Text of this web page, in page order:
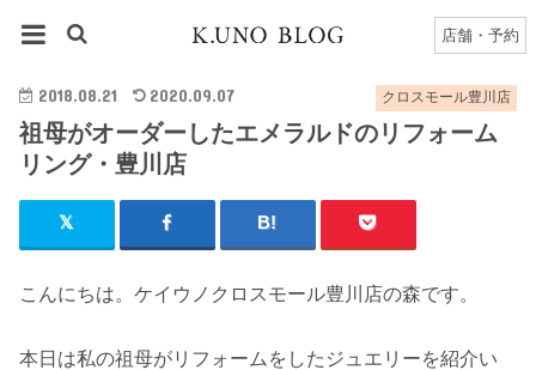
店舗・予約
祖母がオーダーしたエメラルドのリフォームリング・豊川店
クロスモール豊川店
2018.08.21 2020.09.07
祖母がオーダーしたエメラルドのリフォーム
リング・豊川店
こんにちは。ケイウノクロスモール豊川店の森です。
本日は私の祖母がリフォームをしたジュエリーを紹介い